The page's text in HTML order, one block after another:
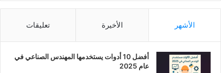
الأشهر الأخيرة تعليقات
أفضل 10 أدوات يستخدمها المهندس الصناعي في
عام 2025